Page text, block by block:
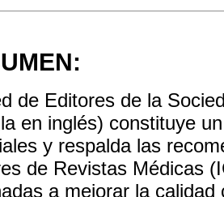
de Editores de la
en inglés) constituye
y respalda las
de Revistas Médicas
a mejorar la